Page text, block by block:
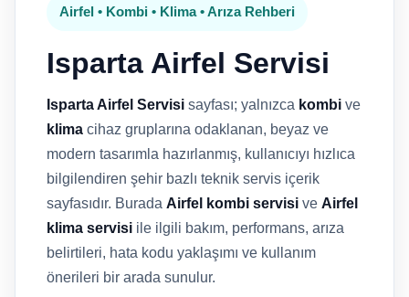
Airfel • Kombi • Klima • Arıza Rehberi
Isparta Airfel Servisi
Isparta Airfel Servisi sayfası; yalnızca kombi ve
klima cihaz gruplarına odaklanan, beyaz ve
modern tasarımla hazırlanmış, kullanıcıyı hızlıca
bilgilendiren şehir bazlı teknik servis içerik
sayfasıdır. Burada Airfel kombi servisi ve Airfel
klima servisi ile ilgili bakım, performans, arıza
belirtileri, hata kodu yaklaşımı ve kullanım
önerileri bir arada sunulur.